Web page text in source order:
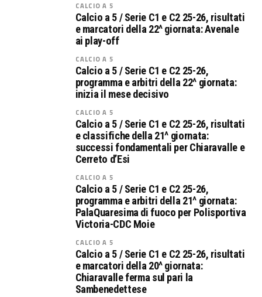
CALCIO A 5
Calcio a 5 / Serie C1 e C2 25-26, risultati
e marcatori della 22^ giornata: Avenale
ai play-off
CALCIO A 5
Calcio a 5 / Serie C1 e C2 25-26,
programma e arbitri della 22^ giornata:
inizia il mese decisivo
CALCIO A 5
Calcio a 5 / Serie C1 e C2 25-26, risultati
e classifiche della 21^ giornata:
successi fondamentali per Chiaravalle e
Cerreto d’Esi
CALCIO A 5
Calcio a 5 / Serie C1 e C2 25-26,
programma e arbitri della 21^ giornata:
PalaQuaresima di fuoco per Polisportiva
Victoria-CDC Moie
CALCIO A 5
Calcio a 5 / Serie C1 e C2 25-26, risultati
e marcatori della 20^ giornata:
Chiaravalle ferma sul pari la
Sambenedettese